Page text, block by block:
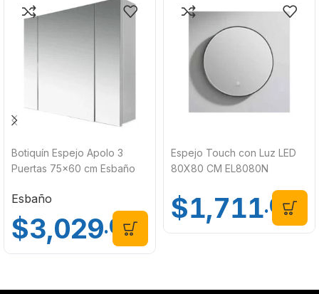
Botiquín Espejo Apolo 3
Puertas 75×60 cm Esbaño
Esbaño
$3,029.00
Espejo Touch con Luz LED
80X80 CM EL8080N
$1,711.00